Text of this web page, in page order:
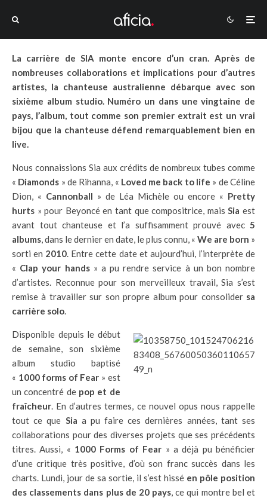
La carrière de SIA monte encore d’un cran. Après de
nombreuses collaborations et implications pour d’autres
artistes, la chanteuse australienne débarque avec son
sixième album studio. Numéro un dans une vingtaine de
pays, l’album, tout comme son premier extrait est un vrai
bijou que la chanteuse défend remarquablement bien en
live.
Nous connaissions Sia aux crédits de nombreux tubes comme
« Diamonds » de Rihanna, « Loved me back to life » de Céline
Dion, « Cannonball » de Léa Michèle ou encore « Pretty
hurts » pour Beyoncé en tant que compositrice, maisSia est
avant tout chanteuse et l’a suffisamment prouvé avec 5
albums, dans le dernier en date, le plus connu, « We are born »
sorti en 2010. Entre cette date et aujourd’hui, l’interprète de
« Clap your hands» a pu rendre service à un bon nombre
d’artistes. Reconnue pour son merveilleux travail, Sia s’est
remise à travailler sur son propre album pour consolider sa
carrière solo.
Disponible depuis le début
de semaine, son sixième
album studio baptisé
« 1000 forms of Fear » est
un concentré de pop et de
fraîcheur. En d’autres termes, ce nouvel opus nous rappelle
tout ce que Sia a pu faire ces dernières années, tant ses
collaborations pour des diverses projets que ses précédents
titres. Aussi, « 1000 Forms of Fear » a déjà pu bénéficier
d’une critique très positive, d’où son franc succès dans les
charts. Lundi, jour de sa sortie, il s’est hissé en pôle position
des classements dans plus de 20 pays, ce qui montre bel et